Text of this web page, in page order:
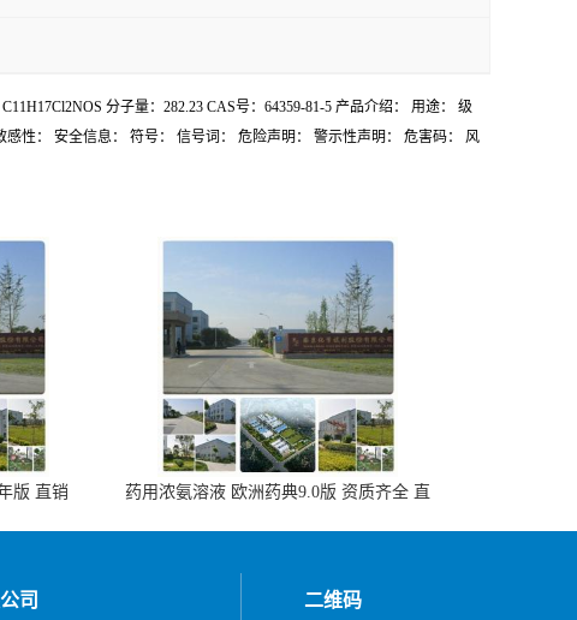
分子量：282.23 CAS号：64359-81-5 产品介绍： 用途： 级
性： 安全信息： 符号： 信号词： 危险声明： 警示性声明： 危害码： 风
版 直销
药用浓氨溶液 欧洲药典9.0版 资质齐全 直
司 二维码